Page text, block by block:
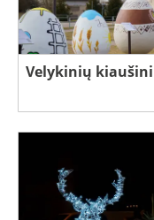
Velykinių